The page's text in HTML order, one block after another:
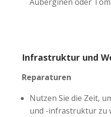
Infrastruktur und
Reparaturen
Nutzen Sie die Zeit,
und -infrastruktur zu